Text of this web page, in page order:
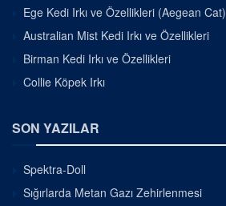
Ege Kedi Irkı ve Özellikleri (Aegean Cat)
Australian Mist Kedi Irkı ve Özellikleri
Birman Kedi Irkı ve Özellikleri
Collie Köpek Irkı
SON YAZILAR
Spektra-Doll
Sığırlarda Metan Gazı Zehirlenmesi